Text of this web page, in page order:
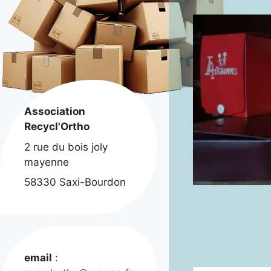
Association
Recycl'Ortho
2 rue du bois joly
mayenne
58330 Saxi-Bourdon
email :